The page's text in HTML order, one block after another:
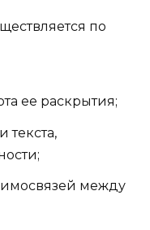
по
ее раскрытия;
текста,
между